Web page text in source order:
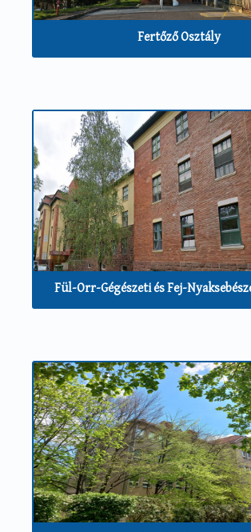
Fertőző Osztály
Fül-Orr-Gégészeti és Fej-